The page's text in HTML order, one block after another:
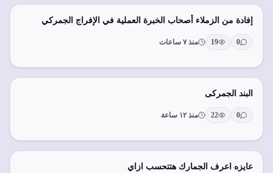
إفادة من الزملاء أصحاب الخبرة العملية في الإفراج الجمركي
0
19 منذ ٧ ساعات
البند الجمركى
0
22 منذ ١٢ ساعة
عايزه اعرف الجمارك هتتحسب ازاي